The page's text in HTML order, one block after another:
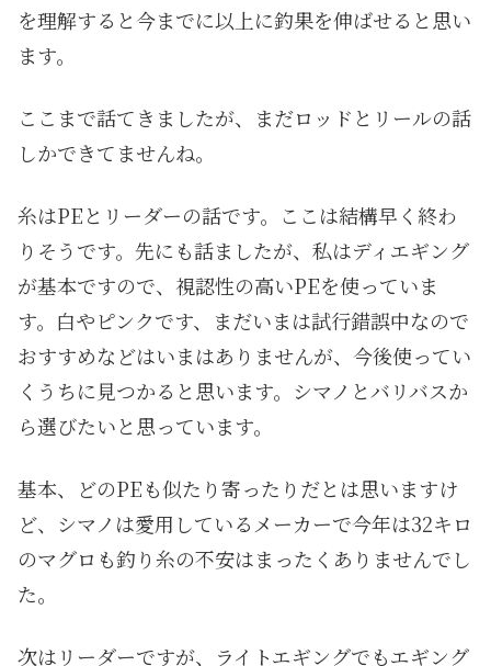
を理解すると今までに以上に釣果を伸ばせると思い
ます。
ここまで話てきましたが、まだロッドとリールの話
しかできてませんね。
糸はPEとリーダーの話です。ここは結構早く終わ
りそうです。先にも話ましたが、私はディエギング
が基本ですので、視認性の高いPEを使っていま
す。白やピンクです、まだいまは試行錯誤中なので
おすすめなどはいまはありませんが、今後使ってい
くうちに見つかると思います。シマノとバリバスか
ら選びたいと思っています。
基本、どのPEも似たり寄ったりだとは思いますけ
ど、シマノは愛用しているメーカーで今年は32キロ
のマグロも釣り糸の不安はまったくありませんでし
た。
次はリーダーですが、ライトエギングでもエギング